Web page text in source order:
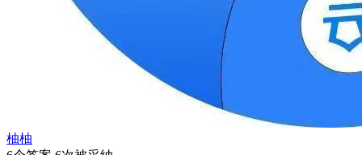
柚柚